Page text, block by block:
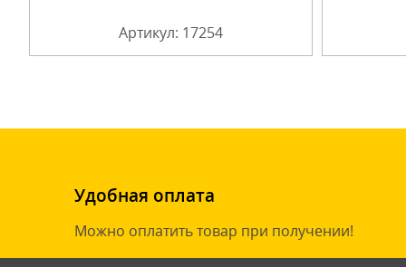
Артикул: 17254
Удобная оплата
Можно оплатить товар при получении!